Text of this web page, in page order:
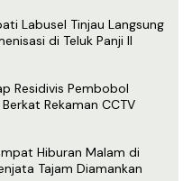
Labusel Tinjau Langsung
di Teluk Panji II
Residivis Pembobol
Rekaman CCTV
Hiburan Malam di
Tajam Diamankan